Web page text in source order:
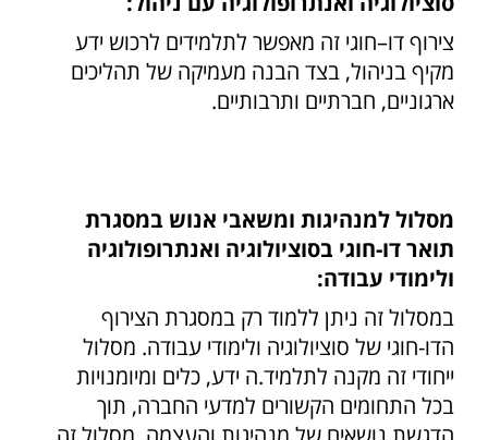
צירוף דו–חוגי זה מאפשר לתלמידים לרכוש ידע
מקיף בניהול, בצד הבנה מעמיקה של תהליכים
ארגוניים, חברתיים ותרבותיים.
מסלול למנהיגות ומשאבי אנוש במסגרת
תואר דו-חוגי בסוציולוגיה ואנתרופולוגיה
ולימודי עבודה:
במסלול זה ניתן ללמוד רק במסגרת הצירוף
הדו-חוגי של סוציולוגיה ולימודי עבודה. מסלול
ייחודי זה מקנה לתלמיד.ה ידע, כלים ומיומנויות
בכל התחומים הקשורים למדעי החברה, תוך